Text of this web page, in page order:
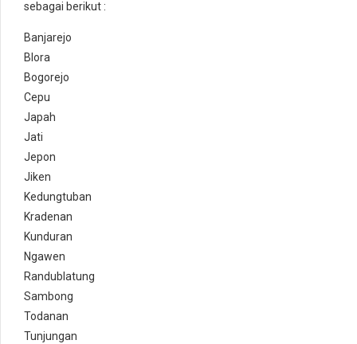
sebagai berikut :
Banjarejo
Blora
Bogorejo
Cepu
Japah
Jati
Jepon
Jiken
Kedungtuban
Kradenan
Kunduran
Ngawen
Randublatung
Sambong
Todanan
Tunjungan